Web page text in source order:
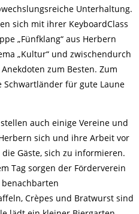
Unterhaltung.
sich mit ihrer KeyboardClass
„Fünfklang“ aus Herbern
„Kultur“ und zwischendurch
zum Besten. Zum
Schwartländer für gute Laune
auch einige Vereine und
sich und ihre Arbeit vor
Gäste, sich zu informieren.
Tag sorgen der Förderverein
Crèpes und Bratwurst sind